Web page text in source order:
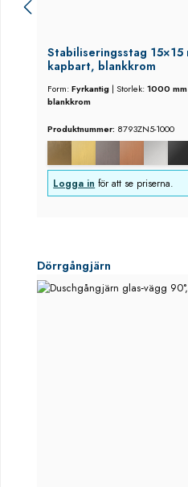
Stabiliseringsstag 15×15
kapbart, blankkrom
Form:Fyrkantig | Storlek:1000 mm
blankkrom
Produktnummer: 8793ZN5-1000
Logga in för att se priserna.
Hoppa över produktgalleri
Dörrgångjärn